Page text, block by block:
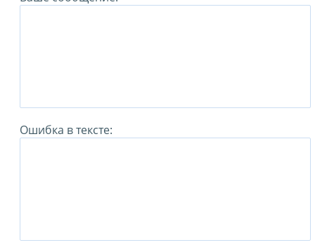
Ошибка в тексте: